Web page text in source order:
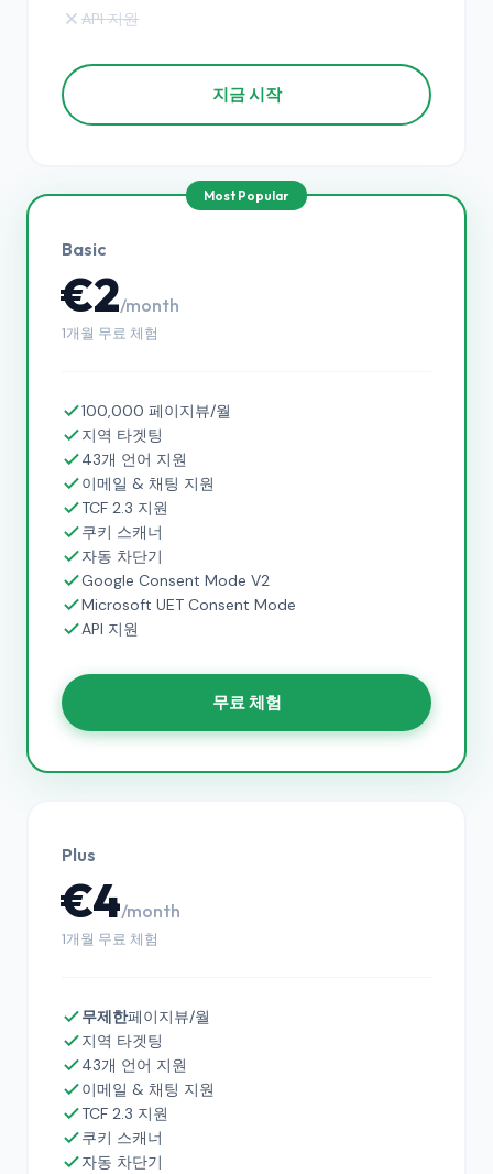
API 지원
지금 시작
Basic
€2/month
1개월 무료 체험
100,000 페이지뷰/월
지역 타겟팅
43개 언어 지원
이메일 & 채팅 지원
TCF 2.3 지원
쿠키 스캐너
자동 차단기
Google Consent Mode V2
Microsoft UET Consent Mode
API 지원
무료 체험
Plus
€4/month
1개월 무료 체험
무제한페이지뷰/월
지역 타겟팅
43개 언어 지원
이메일 & 채팅 지원
TCF 2.3 지원
쿠키 스캐너
자동 차단기